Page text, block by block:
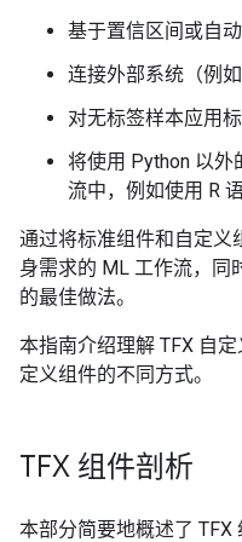
基于置信区间或自
连接外部系统（例
对无标签样本应用标
将使用 Python 以
流中，例如使用 R
通过将标准组件和自定义
身需求的 ML 工作流，同
的最佳做法。
本指南介绍理解 TFX 自
定义组件的不同方式。
TFX 组件剖析
本部分简要地概述了 TFX